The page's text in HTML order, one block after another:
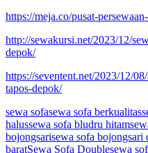
https://meja.co/pusat-
http://sewakursi.net/2023/12/
depok/
https://seventent.net/2023/12/
tapos-depok/
sewa sofasewa sofa berkualitas
halussewa sofa bludru hitam
bojongsarisewa sofa bojongsari
baratSewa Sofa Doublesewa